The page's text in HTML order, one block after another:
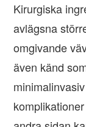
Kirurgiska
avlägsna
omgivande
även känd